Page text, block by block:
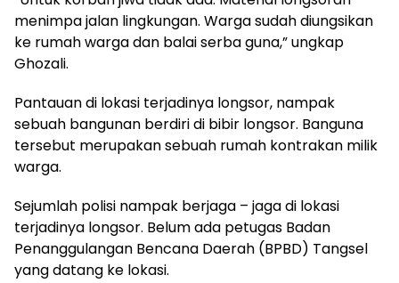
menimpa jalan lingkungan. Warga sudah diungsikan
ke rumah warga dan balai serba guna,” ungkap
Ghozali.
Pantauan di lokasi terjadinya longsor, nampak
sebuah bangunan berdiri di bibir longsor. Banguna
tersebut merupakan sebuah rumah kontrakan milik
warga.
Sejumlah polisi nampak berjaga – jaga di lokasi
terjadinya longsor. Belum ada petugas Badan
Penanggulangan Bencana Daerah (BPBD) Tangsel
yang datang ke lokasi.